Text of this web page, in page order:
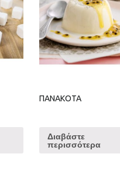
ΠΑΝΑΚΟΤΑ
Διαβάστε
περισσότερα